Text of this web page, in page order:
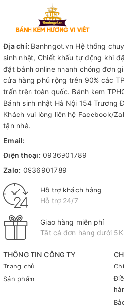
THÔNG TIN CÔNG TY
Trang chủ
Sản phẩm
Địa chỉ: Banhngot.vn Hệ thống
sinh nhật, Chiết khấu tự động khi
đặt bánh online nhanh chóng đơn
cửa hàng phủ rộng trên 90% các
trấn trên toàn quốc. Bánh kem
Bánh sinh nhật Hà Nội 154 Trương
Khách vui lòng liên hệ Facebook/
tận nhà.
Email:
Điện thoại: 0936901789
Zalo: 0936901789
Hỗ trợ khách hàng
Hỗ trợ 24/7
Giao hàng miễn phí
Tất cả đơn hàng dưới